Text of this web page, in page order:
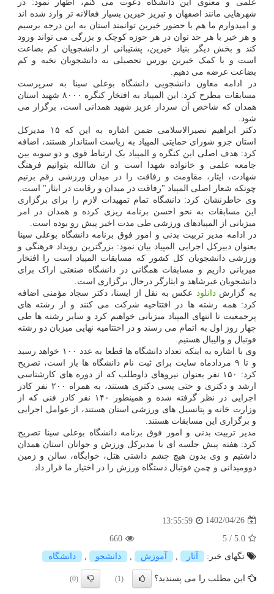
علمی و معنوی این دانشگاه دعوت می کنم، اظهار نمود: در
شهرهایی مانند اصفهان و تبریز خیرین بسیار فعالانه تر وارد شده اند
و امیدوارم ما هم با حضور خیرین توانمند استان به این درجه برسیم
و هر خیر با هر حد توان در هر حوزه کوچک و بزرگی می تواند ورود
کند و بخش دیگر بنیاد خیرین، پشتیبانی از دانشجویان کم بضاعت
است و با کمک خیرین بورس تحصیلی به دانشجویان نخبه و کم
بضاعت عرضه می دهیم.
در ادامه معاون دانشجویی دانشگاه بوعلی سینا به سرپرست
مسابقات مطرح کرد: این المپیاد به افتخار کنگره ۸۰۰۰ شهید استان
همدان که شاخص آن سردار عزیز شهید همدانی است، برگزار می
شود.
دکتر ابراهیم نصیرالاسلامی ضمن اشاره به این که ۱۵ مدیرکل
استان جزو شورای حمایتی المپیاد به ریاست استاندار هستند، اضافه
کرد: هدف اصلی این کنگره و المپیاد یک ارتباط قوی و دو سویه بین
جامعه علمی و خانواده شهدا است و ان شاالله بتوانیم فرهنگ
شهادت، ایثار، مقاومت و رفاقت را در میدان ورزشی رقم بزنیم
چونکه شعار اصلی المپیاد "رفاقت در میدان و رقابت در ایثار" است.
وی خاطرنشان کرد: دانشگاه تمام تمهیدات لازم را برای برگزاری
این مسابقات به نحو احسن برنامه ریزی کرده و همدان در امر
میزبانی از المپیادهای ورزشی طی مدت اخیر پیش رو بوده است.
در ادامه مدیر تربیت بدنی و امور فوق برنامه دانشگاه بوعلی سینا
بعنوان دبیرکل اجرایی المپیاد بیان نمود: بزرگترین رویداد فرهنگی و
ورزشی دانشجویان کل کشور که مسابقات المپیاد است را افتخار
میزبانی داریم و مسابقات همگانی در دانشگاه صنعتی اراک برای
دانشجویان غیرشاهد و ایثارگر درحال برگزاری است.
به گزارشدانلود عکس به نقل از ایسنا، دکتر سجاد مؤمنی اضافه
کرد: همه رشته ها در افتتاحیه شرکت می کنند و از رشته های
پرجمعیت تا انتهای المپیاد میزبانی خواهیم کرد و سایر رشته ها طی
چهار روز اول به اتمام می رسند و در اختتامیه نهایی میزبان دو رشته
فوتبال و والیبال هستیم.
وی با اشاره به اینکه تعداد دانشگاه ها قطعا به عدد ۱۰۰ خواهد رسید
و تا ۹ مردادماه سایت برای ثبت نام دانشگاه ها باز است، تصریح
کرد: ۱۵۰ نفر بعنوان نیروهای داوطلب که از دوره های کارشناسی
ارشد و دکتری و حتی پسی دکتری هستند، به همراه ۲۰۰ نفر کادر
اجرایی در نظر گرفته شده و همینطور ۱۴۰ نفر کادر فنی که از
وزارت خانه و پتانسیل های ورزشی استان هستند، از عوامل اجرایی
و برگزاری این مسابقات هستند.
مدیر تربیت بدنی و امور فوق برنامه دانشگاه بوعلی سینا تصریح
کرد: هفته پیش جلسه ای با مدیرکل ورزش و جوانان استان همدان
داشتیم و وی بدون هیچ چشم داشتی هتل، خوابگاه، سالن و زمین
دوومیدانی و چمن فوتبال دستگاه ورزش را در اختیار ما قرار داد.
1402/04/26
13:55:59
5.0
/
5
660
تگهای خبر:
آثار آموزش دانشجو دانشگاه
این مطلب را می پسندید؟ (1)
(0)